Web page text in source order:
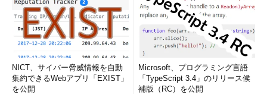
図5 Managed Instanceのリソースの利用形態
NICT、サイバー脅威情報を自動
集約できるWebアプリ「EXIST」
を公開
Microsoft、プログラミング言語
「TypeScript 3.4」のリリース候
補版（RC）を公開